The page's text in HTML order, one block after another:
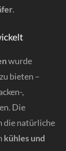
.
wurde
zu bieten –
,
Die
die natürliche
kühles und